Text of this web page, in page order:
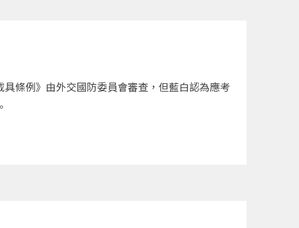
條例》由外交國防委員會審查，但藍白認為應考